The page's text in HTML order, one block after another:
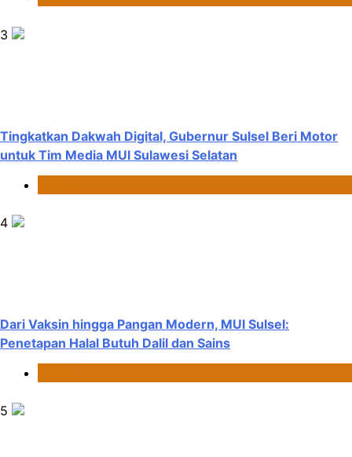
3
Tingkatkan Dakwah Digital, Gubernur Sulsel Beri Motor
untuk Tim Media MUI Sulawesi Selatan
4
Dari Vaksin hingga Pangan Modern, MUI Sulsel:
Penetapan Halal Butuh Dalil dan Sains
5